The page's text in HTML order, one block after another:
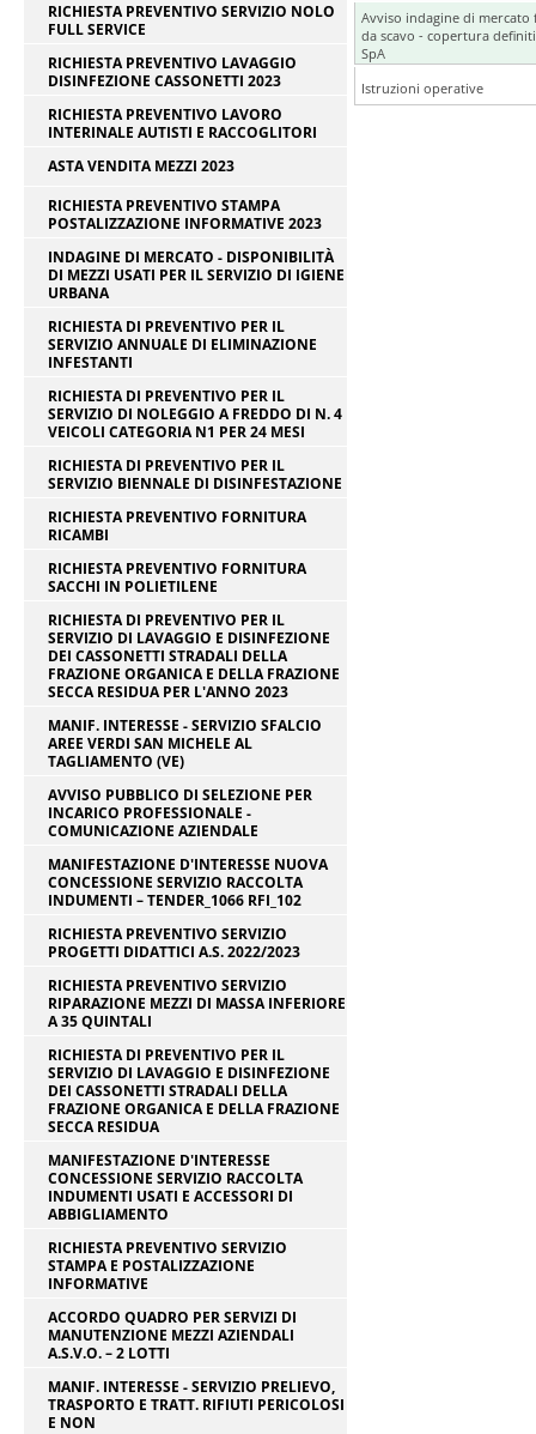
RICHIESTA PREVENTIVO SERVIZIO NOLO
FULL SERVICE
RICHIESTA PREVENTIVO LAVAGGIO
DISINFEZIONE CASSONETTI 2023
RICHIESTA PREVENTIVO LAVORO
INTERINALE AUTISTI E RACCOGLITORI
ASTA VENDITA MEZZI 2023
RICHIESTA PREVENTIVO STAMPA
POSTALIZZAZIONE INFORMATIVE 2023
INDAGINE DI MERCATO - DISPONIBILITÀ
DI MEZZI USATI PER IL SERVIZIO DI IGIENE
URBANA
RICHIESTA DI PREVENTIVO PER IL
SERVIZIO ANNUALE DI ELIMINAZIONE
INFESTANTI
RICHIESTA DI PREVENTIVO PER IL
SERVIZIO DI NOLEGGIO A FREDDO DI N. 4
VEICOLI CATEGORIA N1 PER 24 MESI
RICHIESTA DI PREVENTIVO PER IL
SERVIZIO BIENNALE DI DISINFESTAZIONE
RICHIESTA PREVENTIVO FORNITURA
RICAMBI
RICHIESTA PREVENTIVO FORNITURA
SACCHI IN POLIETILENE
RICHIESTA DI PREVENTIVO PER IL
SERVIZIO DI LAVAGGIO E DISINFEZIONE
DEI CASSONETTI STRADALI DELLA
FRAZIONE ORGANICA E DELLA FRAZIONE
SECCA RESIDUA PER L'ANNO 2023
MANIF. INTERESSE - SERVIZIO SFALCIO
AREE VERDI SAN MICHELE AL
TAGLIAMENTO (VE)
AVVISO PUBBLICO DI SELEZIONE PER
INCARICO PROFESSIONALE -
COMUNICAZIONE AZIENDALE
MANIFESTAZIONE D'INTERESSE NUOVA
CONCESSIONE SERVIZIO RACCOLTA
INDUMENTI – TENDER_1066 RFI_102
RICHIESTA PREVENTIVO SERVIZIO
PROGETTI DIDATTICI A.S. 2022/2023
RICHIESTA PREVENTIVO SERVIZIO
RIPARAZIONE MEZZI DI MASSA INFERIORE
A 35 QUINTALI
RICHIESTA DI PREVENTIVO PER IL
SERVIZIO DI LAVAGGIO E DISINFEZIONE
DEI CASSONETTI STRADALI DELLA
FRAZIONE ORGANICA E DELLA FRAZIONE
SECCA RESIDUA
MANIFESTAZIONE D'INTERESSE
CONCESSIONE SERVIZIO RACCOLTA
INDUMENTI USATI E ACCESSORI DI
ABBIGLIAMENTO
RICHIESTA PREVENTIVO SERVIZIO
STAMPA E POSTALIZZAZIONE
INFORMATIVE
ACCORDO QUADRO PER SERVIZI DI
MANUTENZIONE MEZZI AZIENDALI
A.S.V.O. – 2 LOTTI
MANIF. INTERESSE - SERVIZIO PRELIEVO,
TRASPORTO E TRATT. RIFIUTI PERICOLOSI
E NON
Avviso indagine di
da scavo - copertura
SpA
Istruzioni operative